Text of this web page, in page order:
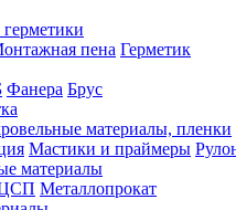
пена Герметик
Фанера Брус
материалы, пленки
Мастики и праймеры
материалы
Металлопрокат